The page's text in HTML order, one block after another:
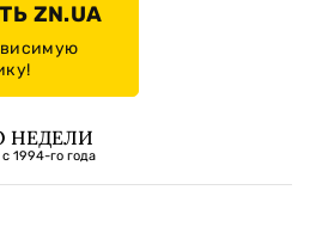
ZN.UA
НЕДЕЛИ
1994-го года